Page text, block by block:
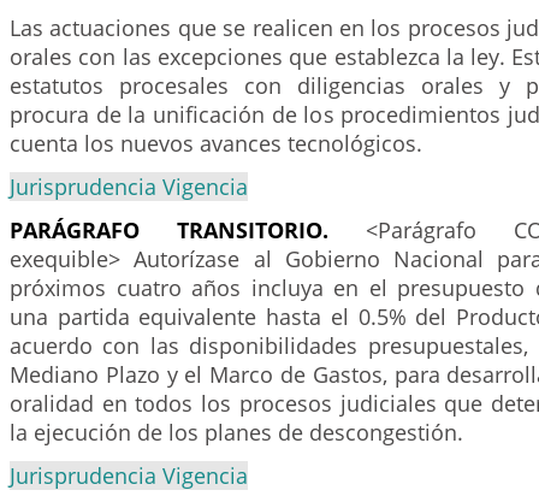
Las actuaciones que se realicen en los procesos
orales con las excepciones que establezca la ley.
estatutos procesales con diligencias orales y
procura de la unificación de los procedimientos
cuenta los nuevos avances tecnológicos.
Jurisprudencia Vigencia
PARÁGRAFO
TRANSITORIO. <Parágrafo
exequible> Autorízase al Gobierno Nacional
próximos cuatro años incluya en el presupuesto
una partida equivalente hasta el 0.5% del
acuerdo con las disponibilidades
Mediano Plazo y el Marco de Gastos, para
oralidad en todos los procesos judiciales que
la ejecución de los planes de descongestión.
Jurisprudencia Vigencia